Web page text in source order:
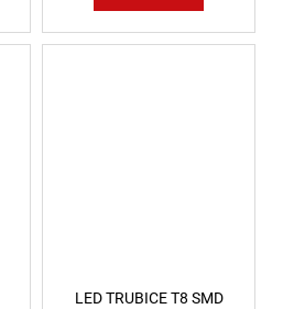
LED TRUBICE T8 SMD